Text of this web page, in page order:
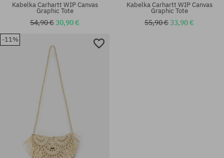
univerzálna veľkosť
Kabelka Carhartt WIP Canvas
Graphic Tote
54,90 €30,90 €
Kabelka Carhartt WIP Canvas
Graphic Tote
55,90 €33,90 €
-11%